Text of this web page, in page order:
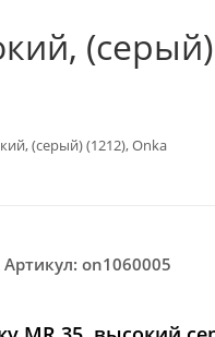
(серый)
(серый) (1212), Onka
Артикул: on1060005